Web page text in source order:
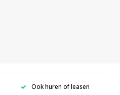
Ook huren of leasen